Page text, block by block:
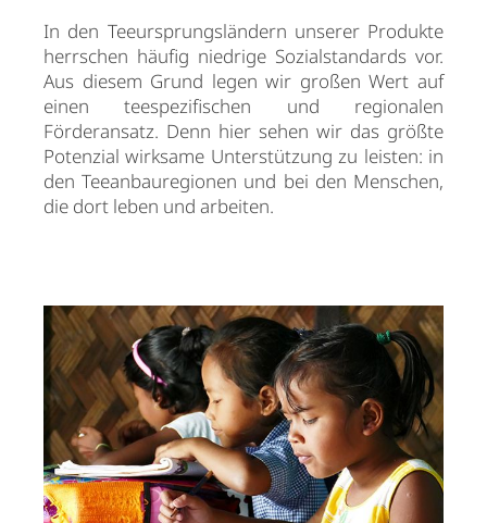
In den Teeursprungsländern unserer Produkte
herrschen häufig niedrige Sozialstandards vor.
Aus diesem Grund legen wir großen Wert auf
einen teespezifischen und regionalen
Förderansatz. Denn hier sehen wir das größte
Potenzial wirksame Unterstützung zu leisten: in
den Teeanbauregionen und bei den Menschen,
die dort leben und arbeiten.